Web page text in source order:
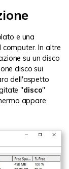
e una
In altre
su un disco
disco sui
dell'aspetto
"disco"
appare